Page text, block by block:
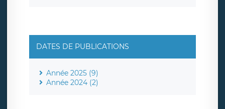
DATES DE PUBLICATIONS
Année 2025 (9)
Année 2024 (2)